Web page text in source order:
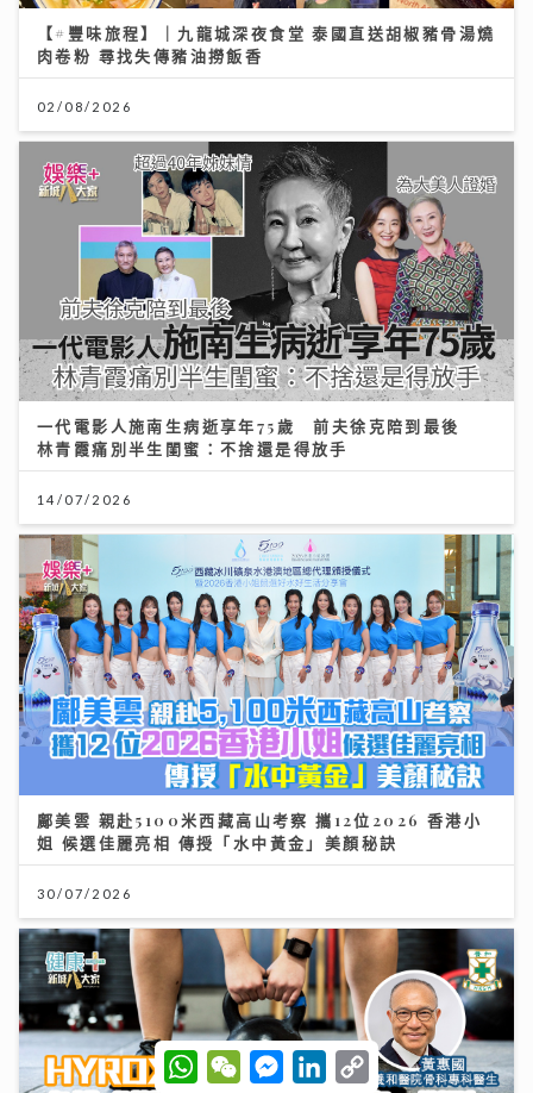
【#豐味旅程】｜九龍城深夜食堂 泰國直送胡椒豬骨湯燒
肉卷粉 尋找失傳豬油撈飯香
02/08/2026
一代電影人施南生病逝享年75歲 前夫徐克陪到最後
林青霞痛別半生閨蜜：不捨還是得放手
14/07/2026
鄺美雲 親赴5100米西藏高山考察 攜12位2026 香港小
姐 候選佳麗亮相 傳授「水中黃金」美顏秘訣
30/07/2026
W
h
W
e
M
e
L
C
o